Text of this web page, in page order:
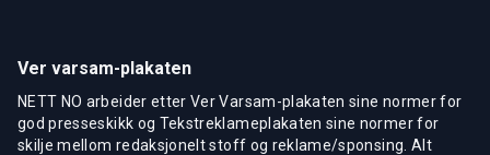
Ver varsam-plakaten
NETT NO arbeider etter Ver Varsam-plakaten sine normer for
god presseskikk og Tekstreklameplakaten sine normer for
skilje mellom redaksjonelt stoff og reklame/sponsing. Alt